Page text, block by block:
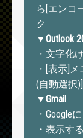
ら[エンコ
ク
▼Outlook
・文字化
・[表示]
(自動選択
▼Gmail
・Google
・表示す